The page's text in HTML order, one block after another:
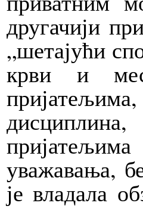
другачији
„шетајући
крви и
уважавања,
је владала